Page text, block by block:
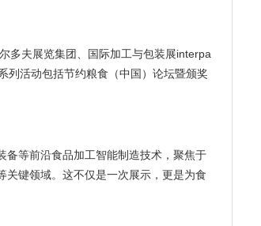
多夫展览集团、国际加工与包装展interpa
列活动包括节约粮食（中国）论坛暨颁奖
备等前沿食品加工智能制造技术，聚焦于
关键领域。这不仅是一次展示，更是为食